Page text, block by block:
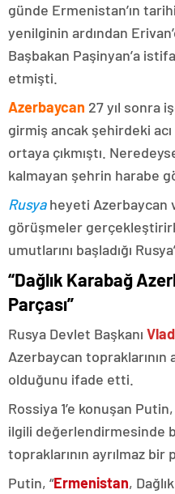
günde Ermenistan’ın
yenilginin ardından
Başbakan Paşinyan’a
etmişti.
Azerbaycan 27 yıl sonra
girmiş ancak şehirdeki
ortaya çıkmıştı.
kalmayan şehrin harabe
Rusyaheyeti Azerbaycan
görüşmeler
umutlarını başladığı
“Dağlık Karabağ
Parçası”
Rusya Devlet Başkanı
Azerbaycan topraklarının
olduğunu ifade etti.
Rossiya 1’e konuşan
ilgili değerlendirmesinde
topraklarının ayrılmaz bir
Putin, “Ermenistan,